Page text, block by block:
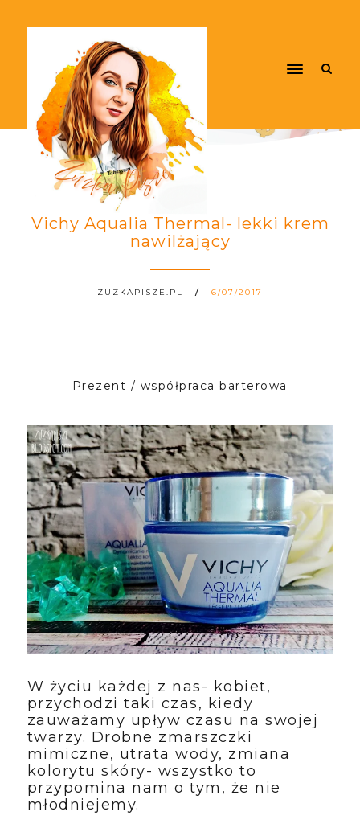
Vichy Aqualia Thermal- lekki krem
nawilżający
ZUZKAPISZE.PL 6/07/2017
Prezent / współpraca barterowa
W życiu każdej z nas- kobiet,
przychodzi taki czas, kiedy
zauważamy upływ czasu na swojej
twarzy. Drobne zmarszczki
mimiczne, utrata wody, zmiana
kolorytu skóry- wszystko to
przypomina nam o tym, że nie
młodniejemy.